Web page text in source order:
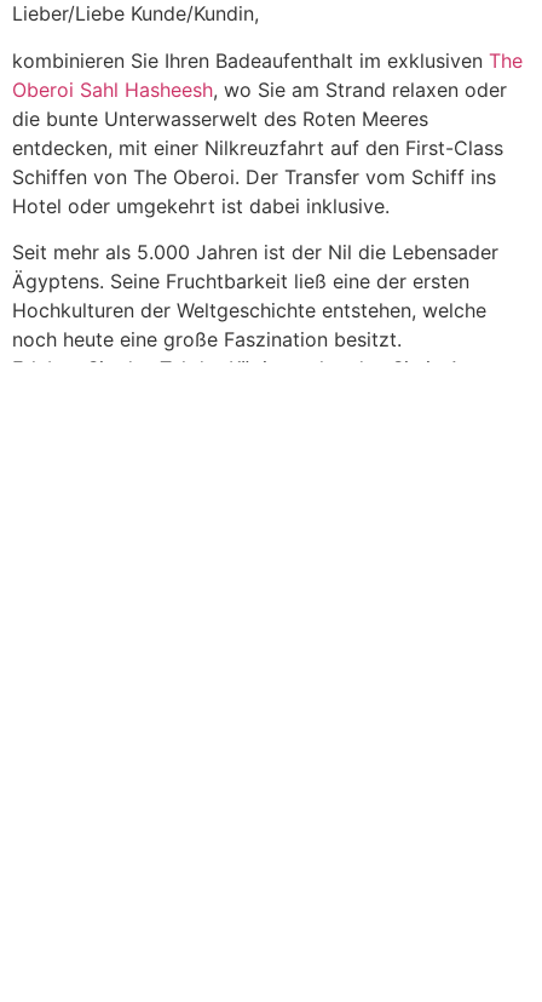
Lieber/Liebe Kunde/Kundin,
kombinieren Sie Ihren Badeaufenthalt im exklusiven The
Oberoi Sahl Hasheesh, wo Sie am Strand relaxen oder
die bunte Unterwasserwelt des Roten Meeres
entdecken, mit einer Nilkreuzfahrt auf den First-Class
Schiffen von The Oberoi. Der Transfer vom Schiff ins
Hotel oder umgekehrt ist dabei inklusive.
Seit mehr als 5.000 Jahren ist der Nil die Lebensader
Ägyptens. Seine Fruchtbarkeit ließ eine der ersten
Hochkulturen der Weltgeschichte entstehen, welche
noch heute eine große Faszination besitzt.
Erleben Sie das Tal der Könige, erkunden Sie in Assuan